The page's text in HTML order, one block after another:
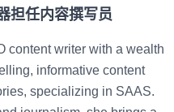
担任内容撰写员
content writer with a wealth
informative content
specializing in SAAS.